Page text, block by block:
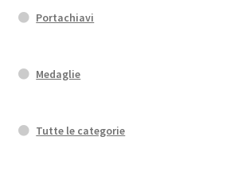
Portachiavi
Medaglie
Tutte le categorie